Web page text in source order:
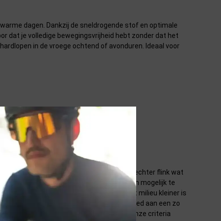
dagen. Dankzij de sneldrogende stof en optimale
dat je volledige bewegingsvrijheid hebt zonder dat het
in de vroege ochtend of avonduren. Ideaal voor
genieten van onze mooie aarde. Daar is echter flink wat
om jou zonder extra moeite zo duurzaam mogelijk te
aantal criteria waarbij de impact op het milieu kleiner is
materialen en is er aandacht besteed aan een zo
te beperken. In de toekomst zullen we onze criteria